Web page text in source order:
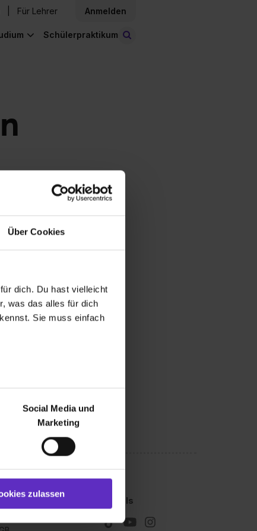
Über Cookies
dich. Du hast vielleicht
was das alles für dich
Sie muss einfach
Benutzung der
zu analysieren
Medien, Werbung
hast oder die
auch damit
Social Media und
Marketing
zulassen
Für Lehrer Anmelden
Schülerpraktikum
Socials